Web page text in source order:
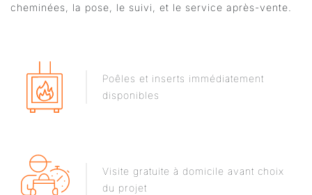
cheminées, la pose, le suivi, et le service après-vente.
Visite gratuite à domicile avant choix
du projet
Poêles et inserts immédiatement
disponibles